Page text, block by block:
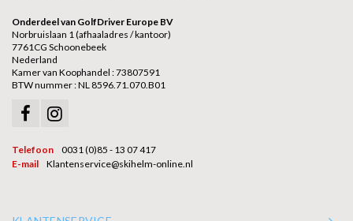
Onderdeel van GolfDriver Europe BV
Norbruislaan 1 (afhaaladres / kantoor)
7761CG Schoonebeek
Nederland
Kamer van Koophandel : 73807591
BTW nummer : NL 8596.71.070.B01
Telefoon
0031 (0)85 - 13 07 417
E-mail
Klantenservice@skihelm-online.nl